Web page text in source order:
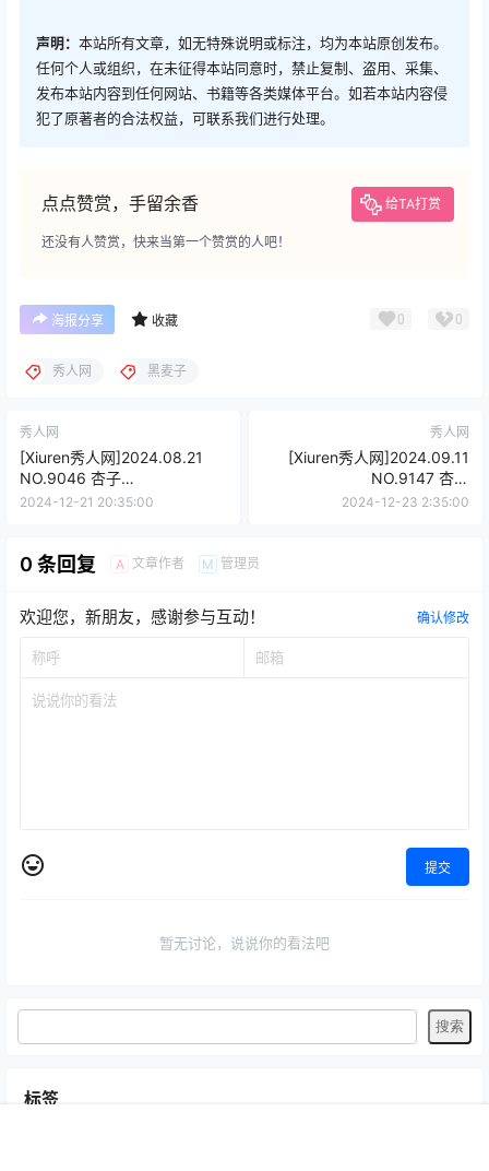
声明： 本站所有文章，如无特殊说明或标注，均为本站原创发布。
任何个人或组织，在未征得本站同意时，禁止复制、盗用、采集、
发布本站内容到任何网站、书籍等各类媒体平台。如若本站内容侵
犯了原著者的合法权益，可联系我们进行处理。
点点赞赏，手留余香 给TA打赏
还没有人赞赏，快来当第一个赞赏的人吧！
海报分享 收藏 0 0
秀人网 黑麦子
秀人网
[Xiuren秀人网]2024.08.21
NO.9046 杏子
Yada[85+1P/708MB]
2024-12-21 20:35:00
秀人网
[Xiuren秀人网]2024.09.11
NO.9147 杏子
Yada[83+1P/833MB]
2024-12-23 2:35:00
0 条回复 A 文章作者 M 管理员
欢迎您，新朋友，感谢参与互动！ 确认修改
提交
暂无讨论，说说你的看法吧
标签